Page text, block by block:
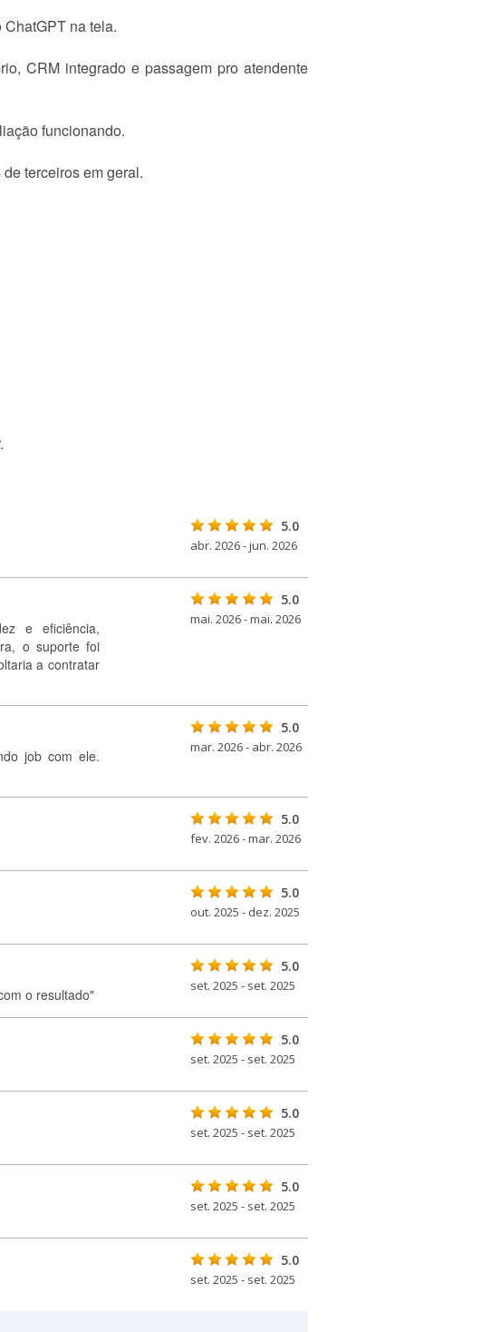
na tela.
CRM integrado e passagem pro atendente
funcionando.
terceiros em geral.
5.0
abr. 2026 - jun. 2026
e eficiência,
o suporte foi
a contratar
5.0
mai. 2026 - mai. 2026
job com ele.
5.0
mar. 2026 - abr. 2026
5.0
fev. 2026 - mar. 2026
5.0
out. 2025 - dez. 2025
o resultado"
5.0
set. 2025 - set. 2025
5.0
set. 2025 - set. 2025
5.0
set. 2025 - set. 2025
5.0
set. 2025 - set. 2025
5.0
set. 2025 - set. 2025